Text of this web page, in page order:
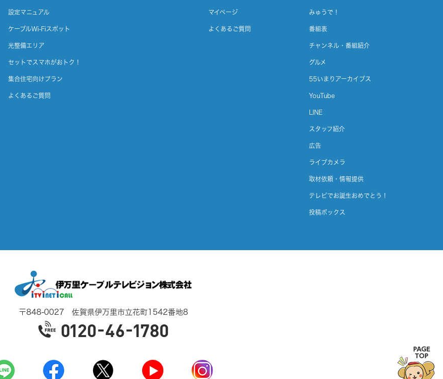
設定マニュアル
ケーブルWi-Fiスポット
光整備エリア
セットでスマホがおトク！
集合住宅向けプラン
よくあるご質問
マイページ
よくあるご質問
みゅうで！
番組表
チャンネル・番組紹介
グルメ
55いまりアーカイブス
YouTube
LINE
スタッフ紹介
広告
ライブカメラ
取材依頼・情報提供
テレビでお誕生おめでとう！
投稿ボックス
〒848-0027 佐賀県伊万里市立花町1542番地8